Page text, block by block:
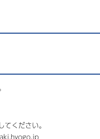
ください。